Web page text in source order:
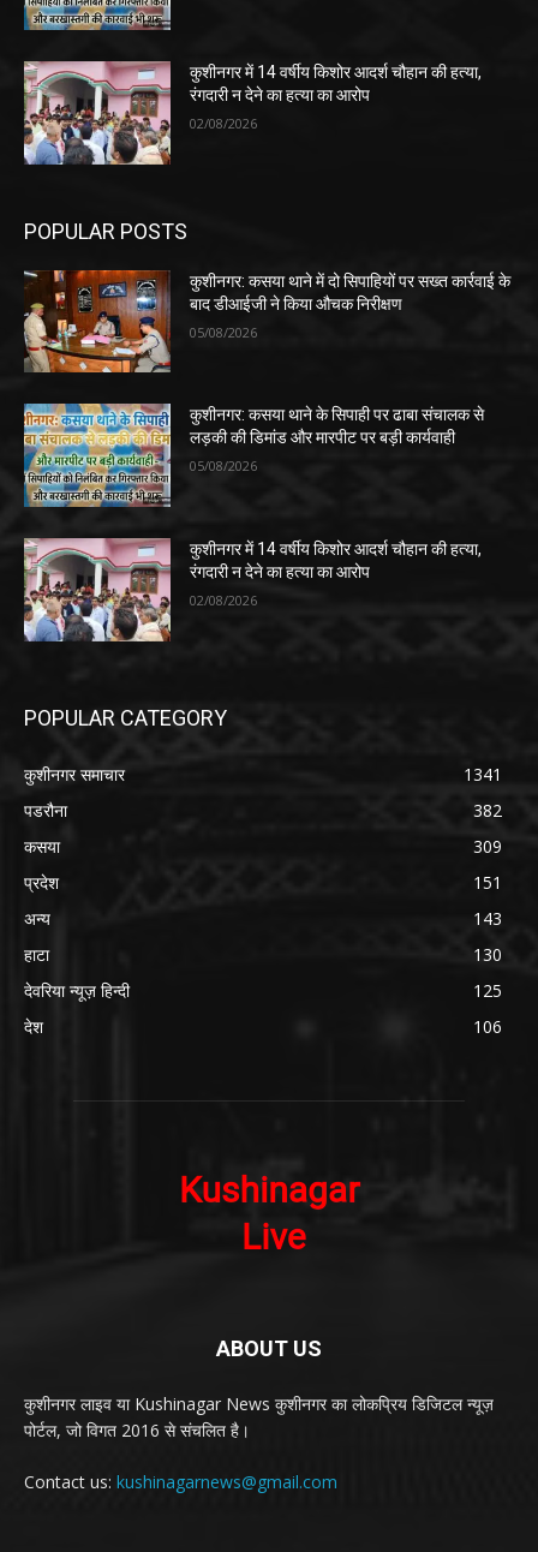
कुशीनगर में 14 वर्षीय किशोर आदर्श चौहान की हत्या,
रंगदारी न देने का हत्या का आरोप
02/08/2026
POPULAR POSTS
कुशीनगर: कसया थाने में दो सिपाहियों पर सख्त कार्रवाई के
बाद डीआईजी ने किया औचक निरीक्षण
05/08/2026
कुशीनगर: कसया थाने के सिपाही पर ढाबा संचालक से
लड़की की डिमांड और मारपीट पर बड़ी कार्यवाही
05/08/2026
कुशीनगर में 14 वर्षीय किशोर आदर्श चौहान की हत्या,
रंगदारी न देने का हत्या का आरोप
02/08/2026
POPULAR CATEGORY
कुशीनगर समाचार
1341
पडरौना
382
कसया
309
प्रदेश
151
अन्य
143
हाटा
130
देवरिया न्यूज़ हिन्दी
125
देश
106
ABOUT US
कुशीनगर लाइव या Kushinagar News कुशीनगर का लोकप्रिय डिजिटल न्यूज़
पोर्टल, जो विगत 2016 से संचलित है।
Contact us: kushinagarnews@gmail.com